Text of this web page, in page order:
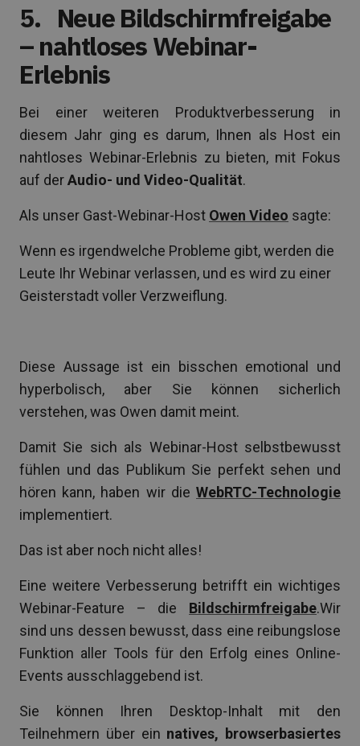
5. Neue Bildschirmfreigabe
– nahtloses Webinar-
Erlebnis
Bei einer weiteren Produktverbesserung in
diesem Jahr ging es darum, Ihnen als Host ein
nahtloses Webinar-Erlebnis zu bieten, mit Fokus
auf derAudio- und Video-Qualität.
Als unser Gast-Webinar-Host Owen Video sagte:
Wenn es irgendwelche Probleme gibt, werden die
Leute Ihr Webinar verlassen, und es wird zu einer
Geisterstadt voller Verzweiflung.
Diese Aussage ist ein bisschen emotional und
hyperbolisch, aber Sie können sicherlich
verstehen, was Owen damit meint.
Damit Sie sich als Webinar-Host selbstbewusst
fühlen und das Publikum Sie perfekt sehen und
hören kann, haben wir die WebRTC-Technologie
implementiert.
Das ist aber noch nicht alles!
Eine weitere Verbesserung betrifft ein wichtiges
Webinar-Feature – die Bildschirmfreigabe.Wir
sind uns dessen bewusst, dass eine reibungslose
Funktion aller Tools für den Erfolg eines Online-
Events ausschlaggebend ist.
Sie können Ihren Desktop-Inhalt mit den
Teilnehmern über ein natives, browserbasiertes